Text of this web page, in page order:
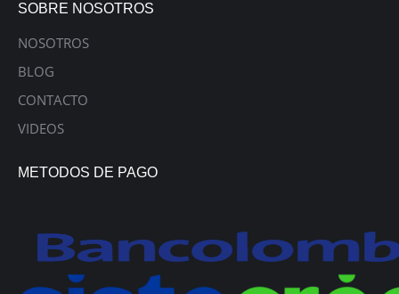
SOBRE NOSOTROS
NOSOTROS
BLOG
CONTACTO
VIDEOS
METODOS DE PAGO